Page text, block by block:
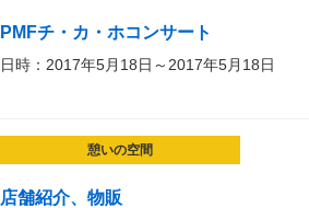
PMFチ・カ・ホコンサート
日時：2017年5月18日～2017年5月18日
憩いの空間
店舗紹介、物販